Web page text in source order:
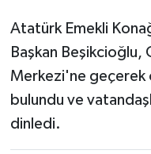
Atatürk Emekli
Başkan Beşikcioğlu,
Merkezi'ne geçerek
bulundu ve
dinledi.